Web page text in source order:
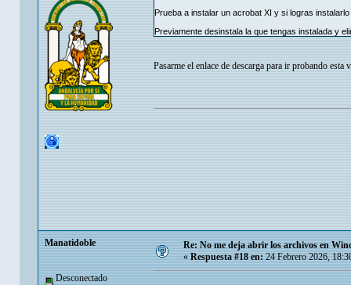
Prueba a instalar un acrobat XI y si logras
Previamente desinstala la que tengas instalada y
Pasarme el enlace de descarga para ir probando
Manatidoble
Desconectado
Re: No me deja abrir los archivos en
«Respuesta #18 en:24 Febrero 2026,